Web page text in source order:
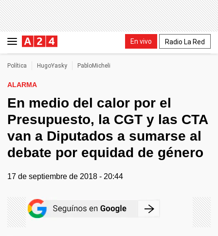
En vivo Radio La Red
Política HugoYasky PabloMicheli
ALARMA
En medio del calor por el
Presupuesto, la CGT y las CTA
van a Diputados a sumarse al
debate por equidad de género
17 de septiembre de 2018 - 20:44